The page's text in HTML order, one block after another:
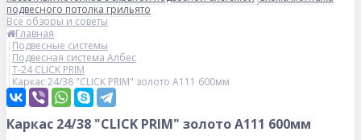
подвесного потолка грильято
Все обзоры и советы
Главная
Подвесные системы
Подвесная система Албес
Т-24 CLICK PRIM
Каркас 24/38 "CLICK PRIM" золото А111 600мм
Каркас 24/38 "CLICK PRIM" золото А111 600мм